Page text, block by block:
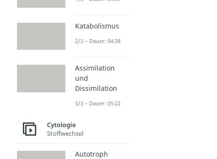
Katabolismus
2/3 – Dauer: 04:38
Assimilation
und
Dissimilation
3/3 – Dauer: 05:22
Cytologie
Stoffwechsel
Autotroph